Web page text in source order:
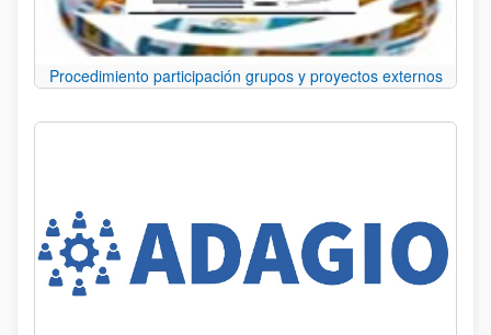
Procedimiento participación grupos y proyectos externos